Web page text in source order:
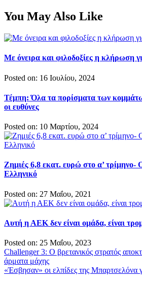
You May Also Like
Με όνειρα και φιλοδοξίες η κλήρωση
Posted on: 16 Ιουλίου, 2024
Τέμπη: Όλα τα πορίσματα των
οι ευθύνες
Posted on: 10 Μαρτίου, 2024
Ζημιές 6,8 εκατ. ευρώ στο α’ τρίμηνο-
Ελληνικό
Posted on: 27 Μαΐου, 2021
Αυτή η ΑΕΚ δεν είναι ομάδα, είναι
Posted on: 25 Μαΐου, 2023
Πλοήγηση
άρθρων
Challenger 3: Ο βρετανικός στρατός
άρματα μάχης
«Έσβησαν» οι ελπίδες της Μπαρτσελόνα